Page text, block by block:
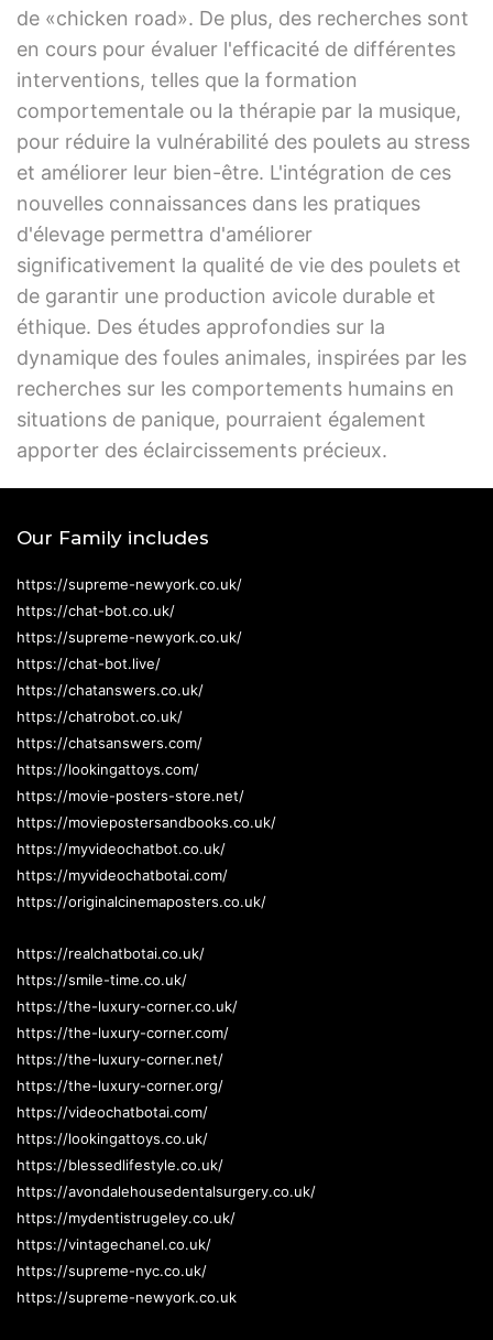
de «chicken road». De plus, des recherches sont
en cours pour évaluer l'efficacité de différentes
interventions, telles que la formation
comportementale ou la thérapie par la musique,
pour réduire la vulnérabilité des poulets au stress
et améliorer leur bien-être. L'intégration de ces
nouvelles connaissances dans les pratiques
d'élevage permettra d'améliorer
significativement la qualité de vie des poulets et
de garantir une production avicole durable et
éthique. Des études approfondies sur la
dynamique des foules animales, inspirées par les
recherches sur les comportements humains en
situations de panique, pourraient également
apporter des éclaircissements précieux.
Our Family includes
https://supreme-newyork.co.uk/
https://chat-bot.co.uk/
https://supreme-newyork.co.uk/
https://chat-bot.live/
https://chatanswers.co.uk/
https://chatrobot.co.uk/
https://chatsanswers.com/
https://lookingattoys.com/
https://movie-posters-store.net/
https://moviepostersandbooks.co.uk/
https://myvideochatbot.co.uk/
https://myvideochatbotai.com/
https://originalcinemaposters.co.uk/
https://realchatbotai.co.uk/
https://smile-time.co.uk/
https://the-luxury-corner.co.uk/
https://the-luxury-corner.com/
https://the-luxury-corner.net/
https://the-luxury-corner.org/
https://videochatbotai.com/
https://lookingattoys.co.uk/
https://blessedlifestyle.co.uk/
https://avondalehousedentalsurgery.co.uk/
https://mydentistrugeley.co.uk/
https://vintagechanel.co.uk/
https://supreme-nyc.co.uk/
https://supreme-newyork.co.uk